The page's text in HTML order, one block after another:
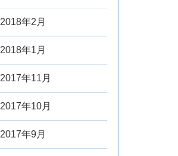
2018年2月
2018年1月
2017年11月
2017年10月
2017年9月